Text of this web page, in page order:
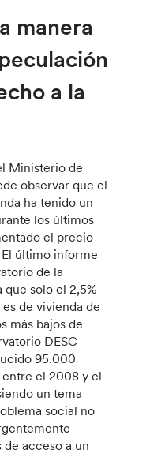
manera
a la
Ministerio de
observar que el
ha tenido un
los últimos
el precio
último informe
de la
solo el 2,5%
de vivienda de
más bajos de
DESC
95.000
el 2008 y el
un tema
social no
acceso a un